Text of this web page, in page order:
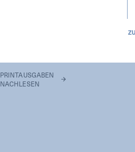
PRINTAUSGABEN
NACHLESEN